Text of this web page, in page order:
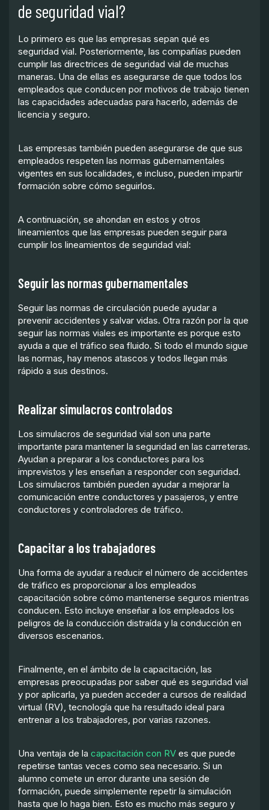
de seguridad vial?
Lo primero es que las empresas sepan qué es
seguridad vial. Posteriormente, las compañías pueden
cumplir las directrices de seguridad vial de muchas
maneras. Una de ellas es asegurarse de que todos los
empleados que conducen por motivos de trabajo tienen
las capacidades adecuadas para hacerlo, además de
licencia y seguro.
Las empresas también pueden asegurarse de que sus
empleados respeten las normas gubernamentales
vigentes en sus localidades, e incluso, pueden impartir
formación sobre cómo seguirlos.
A continuación, se ahondan en estos y otros
lineamientos que las empresas pueden seguir para
cumplir los lineamientos de seguridad vial:
Seguir las normas gubernamentales
Seguir las normas de circulación puede ayudar a
prevenir accidentes y salvar vidas. Otra razón por la que
seguir las normas viales es importante es porque esto
ayuda a que el tráfico sea fluido. Si todo el mundo sigue
las normas, hay menos atascos y todos llegan más
rápido a sus destinos.
Realizar simulacros controlados
Los simulacros de seguridad vial son una parte
importante para mantener la seguridad en las carreteras.
Ayudan a preparar a los conductores para los
imprevistos y les enseñan a responder con seguridad.
Los simulacros también pueden ayudar a mejorar la
comunicación entre conductores y pasajeros, y entre
conductores y controladores de tráfico.
Capacitar a los trabajadores
Una forma de ayudar a reducir el número de accidentes
de tráfico es proporcionar a los empleados
capacitación sobre cómo mantenerse seguros mientras
conducen. Esto incluye enseñar a los empleados los
peligros de la conducción distraída y la conducción en
diversos escenarios.
Finalmente, en el ámbito de la capacitación, las
empresas preocupadas por saber qué es seguridad vial
y por aplicarla, ya pueden acceder a cursos de realidad
virtual (RV), tecnología que ha resultado ideal para
entrenar a los trabajadores, por varias razones.
Una ventaja de la capacitación con RV es que puede
repetirse tantas veces como sea necesario. Si un
alumno comete un error durante una sesión de
formación, puede simplemente repetir la simulación
hasta que lo haga bien. Esto es mucho más seguro y